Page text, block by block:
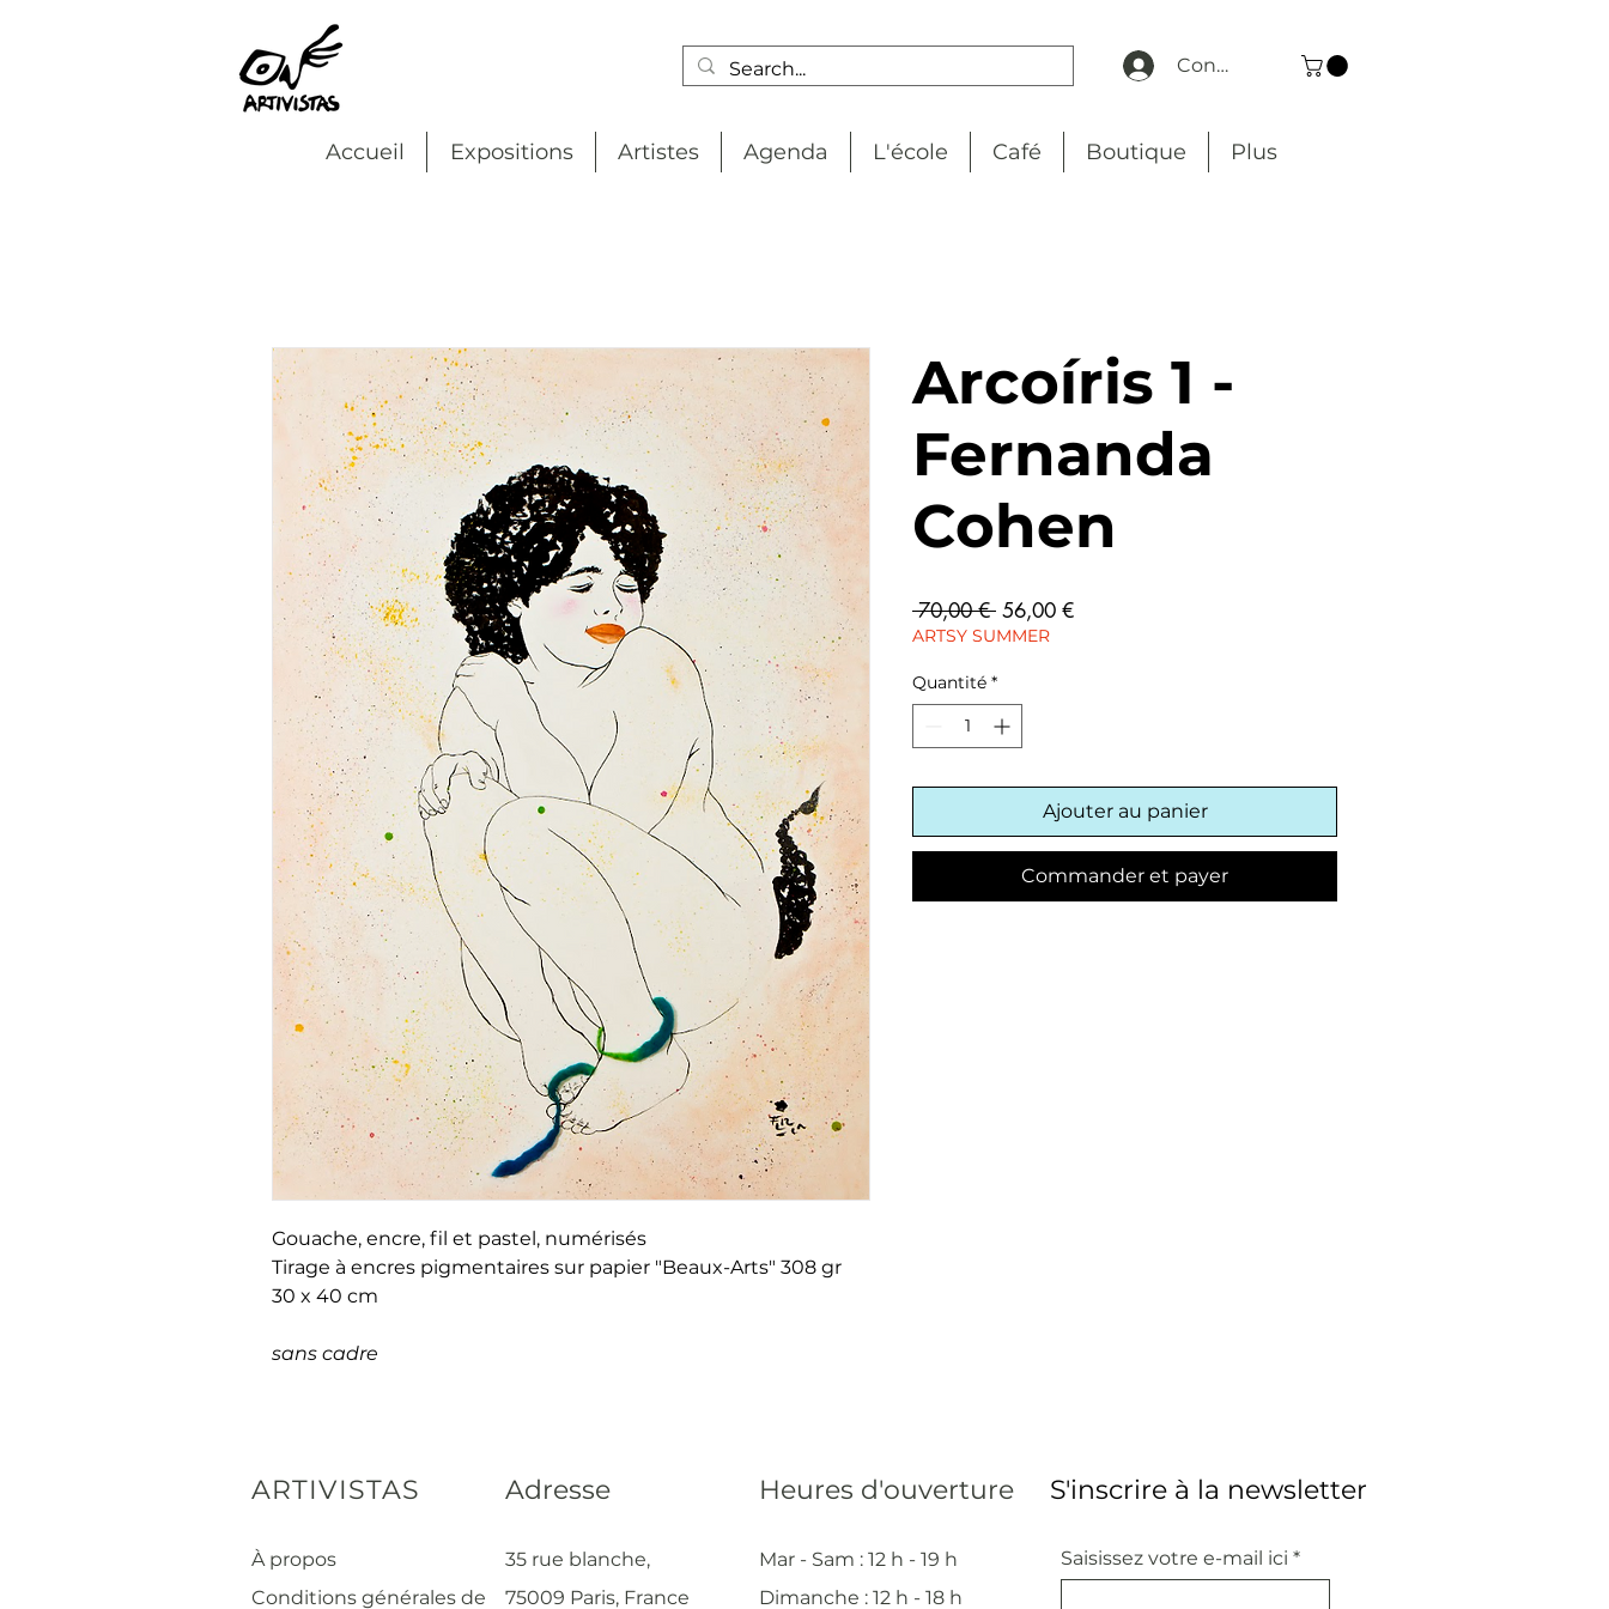
Connexion
Accueil Expositions Artistes Agenda L'école Café Boutique Plus
Gouache, encre, fil et pastel, numérisés
Tirage à encres pigmentaires sur papier "Beaux-Arts" 308 gr
30 x 40 cm
sans cadre
Arcoíris 1 -
Fernanda
Cohen
70,00 € Prix
original
56,00 €Prix
ARTSY SUMMER
Quantité *
Ajouter au panier
Commander et payer
ARTIVISTAS Adresse Heures d'ouverture
À propos
Conditions générales de
35 rue blanche,
75009 Paris, France
Mar - Sam : 12 h - 19 h
Dimanche : 12 h - 18 h
S'inscrire à la newsletter
Saisissez votre e-mail ici